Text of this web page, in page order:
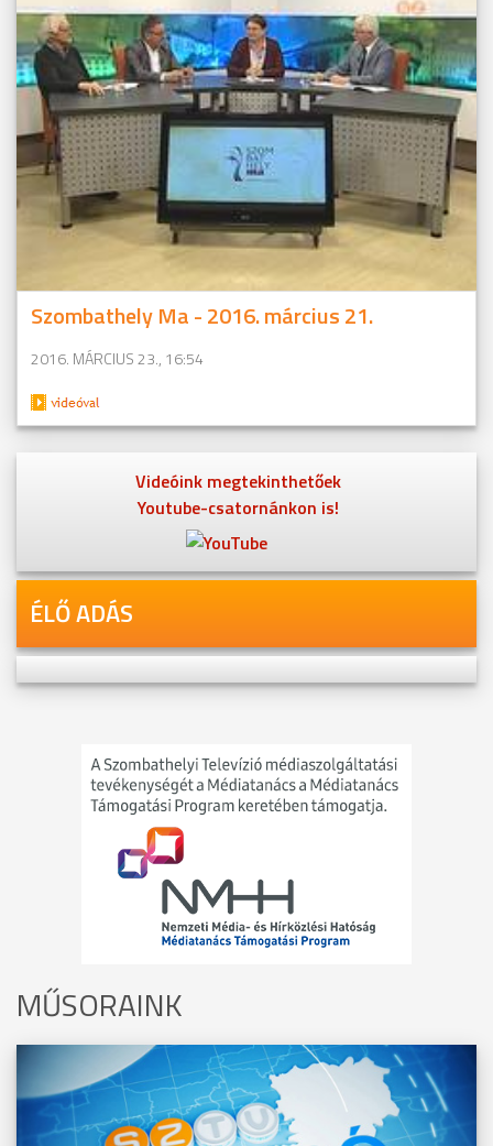
Szombathely Ma - 2016. március 21.
2016. MÁRCIUS 23., 16:54
Videóink megtekinthetőek
Youtube-csatornánkon is!
ÉLŐ ADÁS
MŰSORAINK